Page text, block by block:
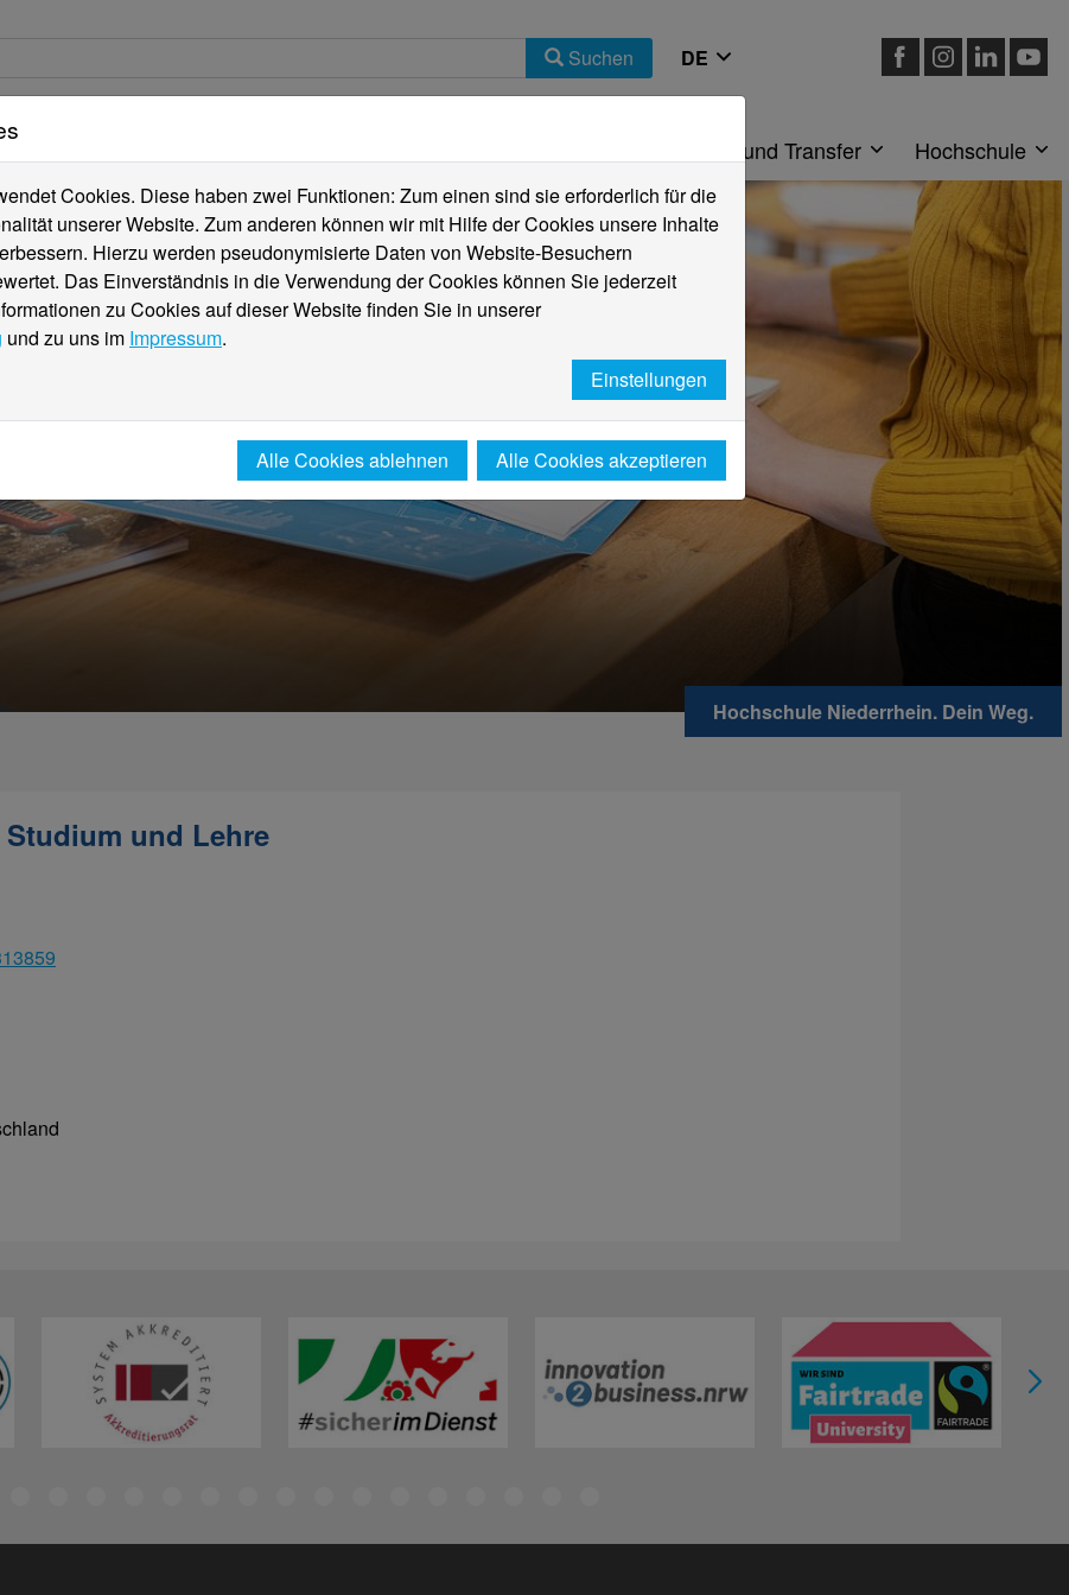
Suchen
Forschung und Transfer Hochschule
Hochschule Niederrhein. Dein Weg.
und Lehre
Cookies. Diese haben zwei Funktionen: Zum einen sind sie erforderlich für die
unserer Website. Zum anderen können wir mit Hilfe der Cookies unsere Inhalte
Hierzu werden pseudonymisierte Daten von Website-Besuchern
Das Einverständnis in die Verwendung der Cookies können Sie jederzeit
zu Cookies auf dieser Website finden Sie in unserer
und zu uns im Impressum.
Einstellungen
Alle Cookies ablehnen Alle Cookies akzeptieren